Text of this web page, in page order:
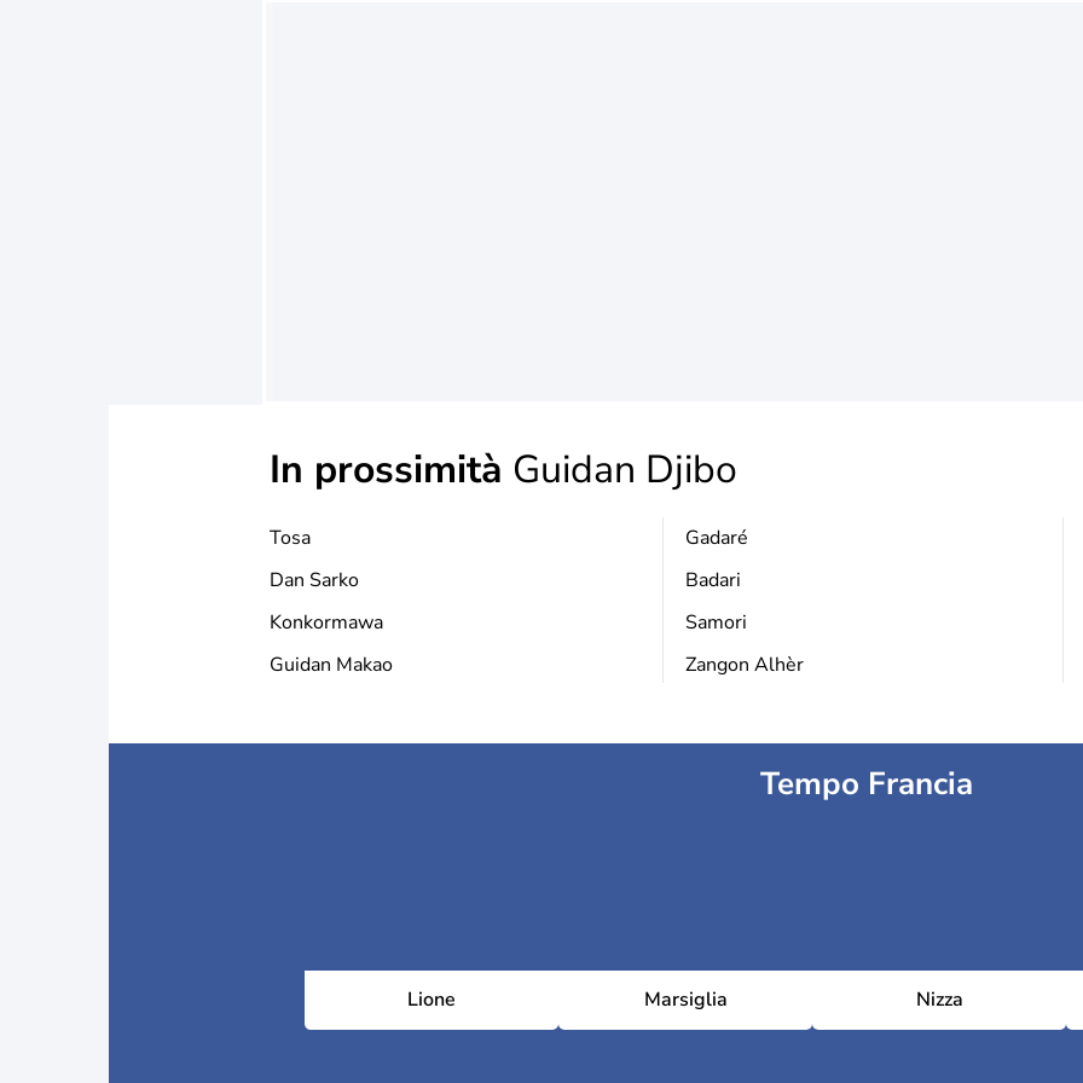
In prossimità Guidan Djibo
Tosa
Dan Sarko
Konkormawa
Guidan Makao
Gadaré
Badari
Samori
Zangon Alhèr
Tempo Francia
Lione Marsiglia Nizza